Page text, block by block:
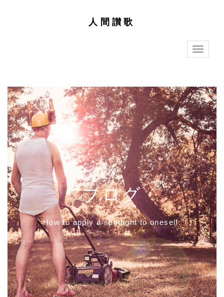
人間讃歌
T
o
e
n
a
v
i
g
a
t
i
o
n
ブログ
How to apply a spotlight to oneself.